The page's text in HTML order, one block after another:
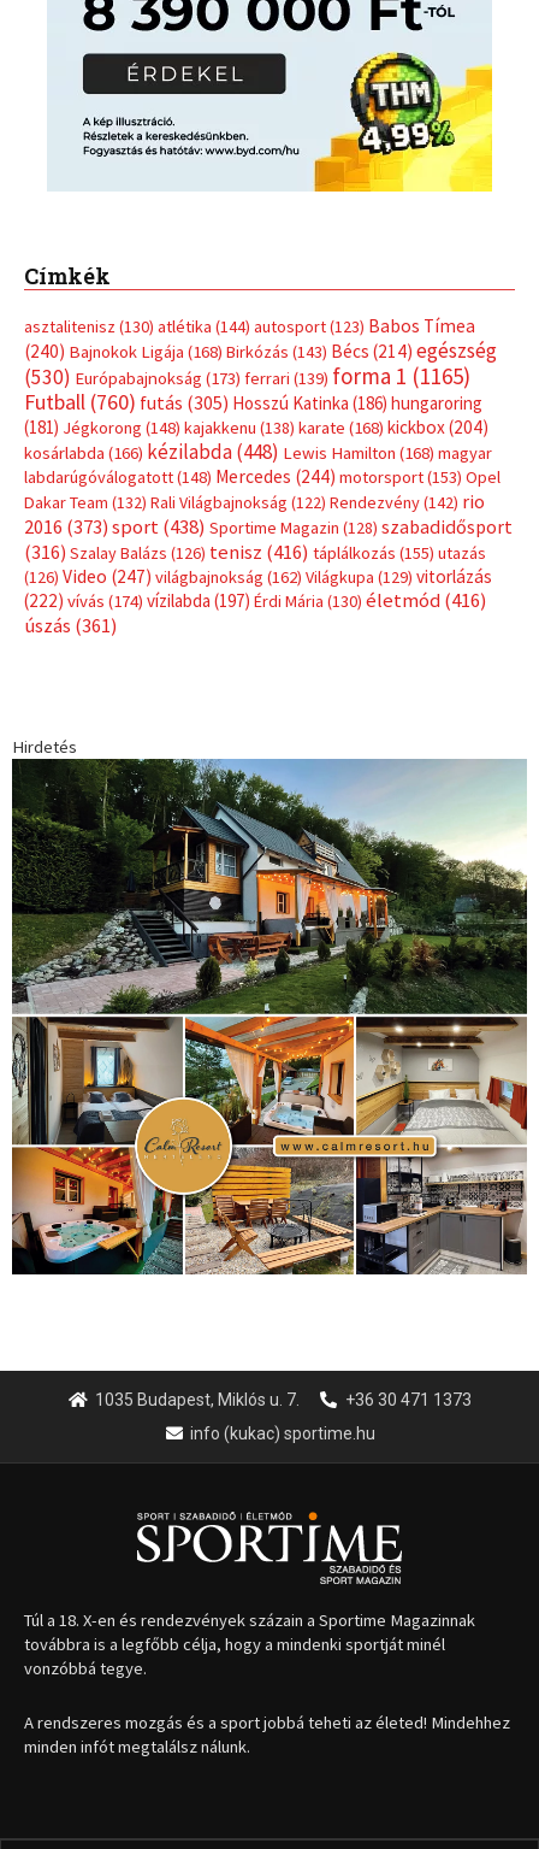
Címkék
asztalitenisz (130) atlétika (144) autosport(123) Babos Tímea
(240) Bajnokok Ligája (168) Birkózás (143) Bécs (214) egészség
(530) Európabajnokság (173) ferrari (139) forma 1 (1165)
Futball (760) futás (305) Hosszú Katinka (186) hungaroring
(181) Jégkorong (148) kajakkenu (138) karate (168) kickbox(204)
kosárlabda (166) kézilabda(448) Lewis Hamilton (168) magyar
labdarúgóválogatott(148) Mercedes (244) motorsport(153) Opel
Dakar Team (132) Rali Világbajnokság (122) Rendezvény(142) rio
2016 (373) sport(438) Sportime Magazin (128) szabadidősport
(316) Szalay Balázs (126) tenisz (416) táplálkozás (155) utazás
(126) Video (247) világbajnokság (162) Világkupa (129) vitorlázás
(222) vívás (174) vízilabda (197) Érdi Mária (130) életmód(416)
úszás (361)
Hirdetés
1035 Budapest, Miklós u. 7.
+36 30 471 1373
info (kukac) sportime.hu
Túl a 18. X-en és rendezvények százain a Sportime Magazinnak
továbbra is a legfőbb célja, hogy a mindenki sportját minél
vonzóbbá tegye.
A rendszeres mozgás és a sport jobbá teheti az életed! Mindehhez
minden infót megtalálsz nálunk.